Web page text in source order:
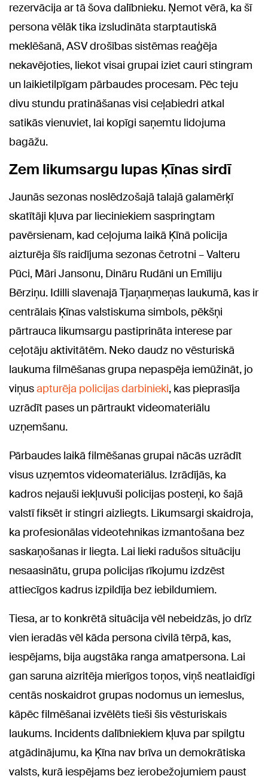
rezervācija ar tā šova dalībnieku. Ņemot vērā, ka šī
persona vēlāk tika izsludināta starptautiskā
meklēšanā, ASV drošības sistēmas reaģēja
nekavējoties, liekot visai grupai iziet cauri stingram
un laikietilpīgam pārbaudes procesam. Pēc teju
divu stundu pratināšanas visi ceļabiedri atkal
satikās vienuviet, lai kopīgi saņemtu lidojuma
bagāžu.
Zem likumsargu lupas Ķīnas sirdī
Jaunās sezonas noslēdzošajā talajā galamērķī
skatītāji kļuva par lieciniekiem saspringtam
pavērsienam, kad ceļojuma laikā Ķīnā policija
aizturēja šīs raidījuma sezonas četrotni – Valteru
Pūci, Māri Jansonu, Dināru Rudāni un Emīliju
Bērziņu. Idilli slavenajā Tjaņaņmeņas laukumā, kas ir
centrālais Ķīnas valstiskuma simbols, pēkšņi
pārtrauca likumsargu pastiprināta interese par
ceļotāju aktivitātēm. Neko daudz no vēsturiskā
laukuma filmēšanas grupa nepaspēja iemūžināt, jo
viņusapturēja policijas darbinieki, kas pieprasīja
uzrādīt pases un pārtraukt videomateriālu
uzņemšanu.
Pārbaudes laikā filmēšanas grupai nācās uzrādīt
visus uzņemtos videomateriālus. Izrādījās, ka
kadros nejauši iekļuvuši policijas posteņi, ko šajā
valstī fiksēt ir stingri aizliegts. Likumsargi skaidroja,
ka profesionālas videotehnikas izmantošana bez
saskaņošanas ir liegta. Lai lieki radušos situāciju
nesaasinātu, grupa policijas rīkojumu izdzēst
attiecīgos kadrus izpildīja bez iebildumiem.
Tiesa, ar to konkrētā situācija vēl nebeidzās, jo drīz
vien ieradās vēl kāda persona civilā tērpā, kas,
iespējams, bija augstāka ranga amatpersona. Lai
gan saruna aizritēja mierīgos toņos, viņš neatlaidīgi
centās noskaidrot grupas nodomus un iemeslus,
kāpēc filmēšanai izvēlēts tieši šis vēsturiskais
laukums. Incidents dalībniekiem kļuva par spilgtu
atgādinājumu, ka Ķīna nav brīva un demokrātiska
valsts, kurā iespējams bez ierobežojumiem paust